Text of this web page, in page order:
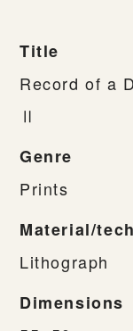
Title
Record of a
Ⅱ
Genre
Prints
Material/
Lithograph
Dimensions